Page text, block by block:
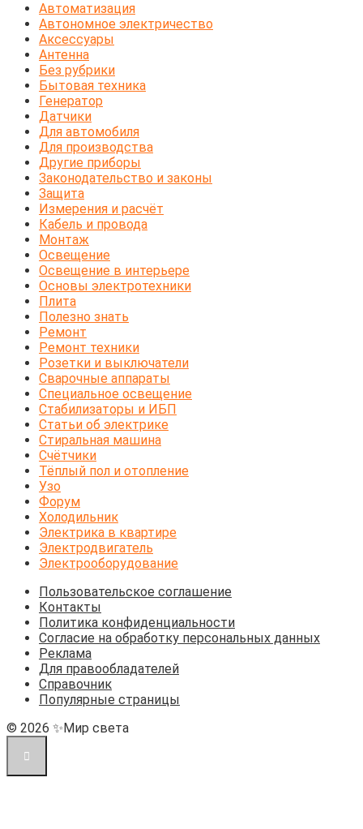
Автоматизация
Автономное электричество
Аксессуары
Антенна
Без рубрики
Бытовая техника
Генератор
Датчики
Для автомобиля
Для производства
Другие приборы
Законодательство и законы
Защита
Измерения и расчёт
Кабель и провода
Монтаж
Освещение
Освещение в интерьере
Основы электротехники
Плита
Полезно знать
Ремонт
Ремонт техники
Розетки и выключатели
Сварочные аппараты
Специальное освещение
Стабилизаторы и ИБП
Статьи об электрике
Стиральная машина
Счётчики
Тёплый пол и отопление
Узо
Форум
Холодильник
Электрика в квартире
Электродвигатель
Электрооборудование
Пользовательское соглашение
Контакты
Политика конфиденциальности
Согласие на обработку персональных данных
Реклама
Для правообладателей
Справочник
Популярные страницы
© 2026 ✨Мир света